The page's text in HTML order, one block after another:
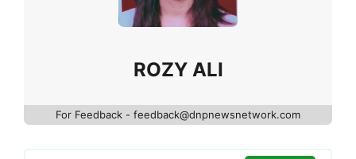
ROZY ALI
For Feedback - feedback@dnpnewsnetwork.com